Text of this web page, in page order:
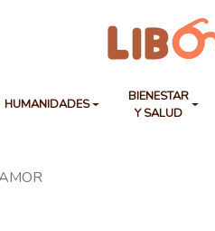
HUMANIDADES
BIENESTAR
Y SALUD